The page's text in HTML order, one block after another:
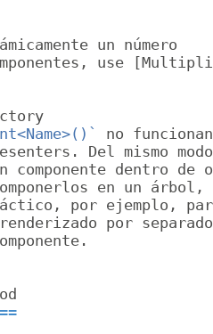
un número
use
no
Del mismo
componente dentro
en un
por ejemplo,
por